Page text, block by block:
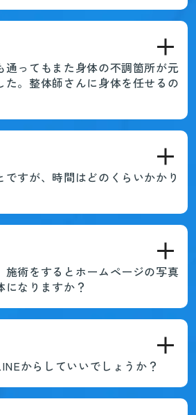
通ってもまた身体の不調箇所が元
た。整体師さんに身体を任せるの
ですが、時間はどのくらいかかり
施術をするとホームページの写真
になりますか？
からしていいでしょうか？